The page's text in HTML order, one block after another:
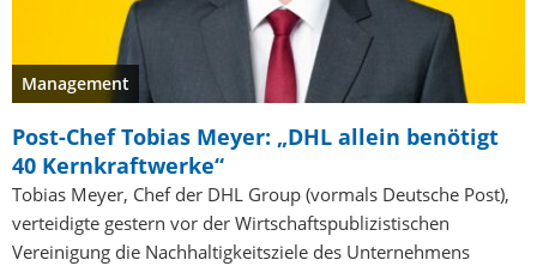
Management
Post-Chef Tobias Meyer: „DHL allein benötigt
40 Kernkraftwerke“
Tobias Meyer, Chef der DHL Group (vormals Deutsche Post),
verteidigte gestern vor der Wirtschaftspublizistischen
Vereinigung die Nachhaltigkeitsziele des Unternehmens